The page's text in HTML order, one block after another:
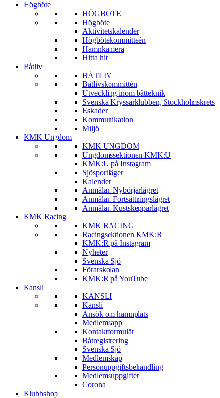
Högböte
HÖGBÖTE
Högböte
Aktivitetskalender
Högbötekommitteén
Hamnkamera
Hitta hit
Båtliv
BÅTLIV
Båtlivskommittén
Utveckling inom båtteknik
Svenska Kryssarklubben, Stockholmskrets
Eskader
Kommunikation
Miljö
KMK Ungdom
KMK UNGDOM
Ungdomssektionen KMK:U
KMK:U på Instagram
Sjösportläger
Kalender
Anmälan Nybörjarlägret
Anmälan Fortsättningslägret
Anmälan Kustskepparlägret
KMK Racing
KMK RACING
Racingsektionen KMK:R
KMK:R på Instagram
Nyheter
Svenska Sjö
Förarskolan
KMK:R på YouTube
Kansli
KANSLI
Kansli
Ansök om hamnplats
Medlemsapp
Kontaktformulär
Båtregistrering
Svenska Sjö
Medlemskap
Personuppgiftsbehandling
Medlemsuppgifter
Corona
Klubbshop